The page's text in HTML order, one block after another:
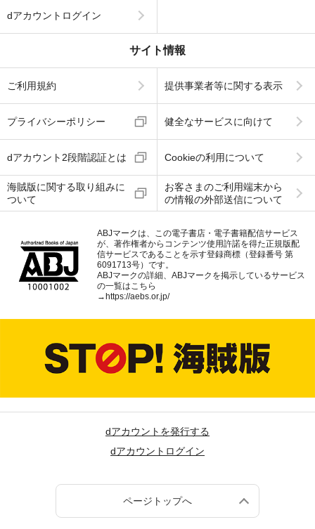
dアカウントログイン
サイト情報
ご利用規約 提供事業者等に関する表示
プライバシーポリシー 健全なサービスに向けて
dアカウント2段階認証とは Cookieの利用について
海賊版に関する取り組みに
ついて
お客さまのご利用端末から
の情報の外部送信について
ABJマークは、この電子書店・電子書籍配信サービス
が、著作権者からコンテンツ使用許諾を得た正規版配
信サービスであることを示す登録商標（登録番号 第
6091713号）です。
ABJマークの詳細、ABJマークを掲示しているサービス
の一覧はこちら
→ https://aebs.or.jp/
dアカウントを発行する
dアカウントログイン
ページトップへ